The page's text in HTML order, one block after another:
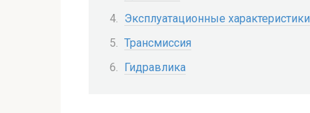
Эксплуатационные характеристики
Трансмиссия
Гидравлика